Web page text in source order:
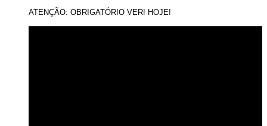
ATENÇÃO: OBRIGATÓRIO VER! HOJE!